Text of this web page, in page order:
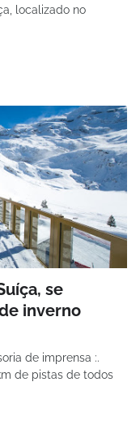
localizado no
se
inverno
de imprensa :.
de pistas de todos